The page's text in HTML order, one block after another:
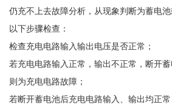
仍充不上去故障分析，从现象判断为蓄电
以下步骤检查：
检查充电电路输入输出电压是否正常；
若充电电路输入正常，输出不正常，断开
则为充电电路故障；
若断开蓄电池后充电电路输入、输出均正